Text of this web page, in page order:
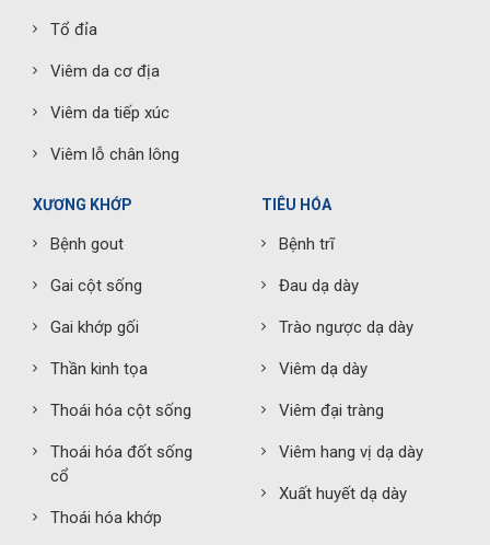
Tổ đỉa
Viêm da cơ địa
Viêm da tiếp xúc
Viêm lỗ chân lông
XƯƠNG KHỚP
Bệnh gout
Gai cột sống
Gai khớp gối
Thần kinh tọa
Thoái hóa cột sống
Thoái hóa đốt sống
cổ
Thoái hóa khớp
TIÊU HÓA
Bệnh trĩ
Đau dạ dày
Trào ngược dạ dày
Viêm dạ dày
Viêm đại tràng
Viêm hang vị dạ dày
Xuất huyết dạ dày